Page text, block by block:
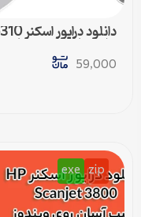
برای تمامی ویندوزها
59,000
zip
exe